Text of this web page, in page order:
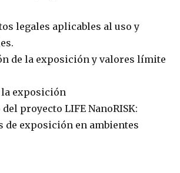
legales aplicables al uso y
de la exposición y valores límite
exposición
proyecto LIFE NanoRISK:
de exposición en ambientes